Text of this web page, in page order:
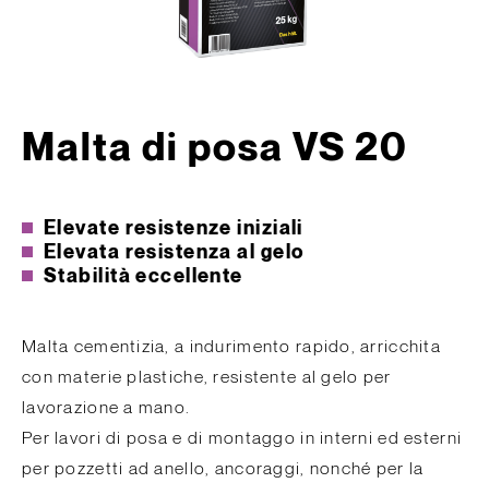
Malta di posa VS 20
Elevate resistenze iniziali
Elevata resistenza al gelo
Stabilità eccellente
Malta cementizia, a indurimento rapido, arricchita
con materie plastiche, resistente al gelo per
lavorazione a mano.
Per lavori di posa e di montaggo in interni ed esterni
per pozzetti ad anello, ancoraggi, nonché per la